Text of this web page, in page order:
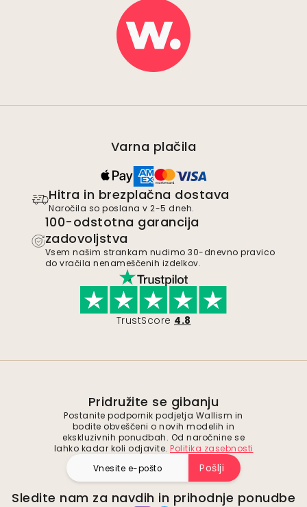
Varna plačila
Hitra in brezplačna dostava
Naročila so poslana v 2-5 dneh.
100-odstotna garancija
zadovoljstva
Vsem našim strankam nudimo 30-dnevno pravico
do vračila nenameščenih izdelkov.
TrustScore 4.8
Pridružite se gibanju
Postanite podpornik podjetja Wallism in
bodite obveščeni o novih modelih in
ekskluzivnih ponudbah. Od naročnine se
lahko kadar koli odjavite. Politika zasebnosti
Pošlji
Sledite nam za navdih in prihodnje ponudbe